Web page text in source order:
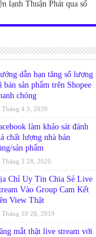
lạnh Thuận Phát qua số
dẫn bạn tăng số lượng
bán sản phẩm trên Shopee
chóng
Tháng 4 3, 2020
làm khảo sát đánh
chất lượng nhà bán
sản phẩm
Tháng 3 28, 2020
Chỉ Uy Tín Chia Sẻ Live
Vào Group Cam Kết
View Thật
Tháng 10 28, 2019
mắt thật live stream với